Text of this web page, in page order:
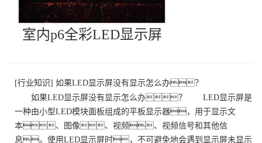
室内p6全彩LED显示屏
[行业知识] 如果LED显示屏没有显示怎么办？
如果LED显示屏没有显示怎么办？ LED显示屏是
一种由小型LED模块面板组成的平板显示器，用于显示文
本、图像、视频、视频信号和其他信
息。使用LED显示屏时，不可避免地会遇到显示屏未显示